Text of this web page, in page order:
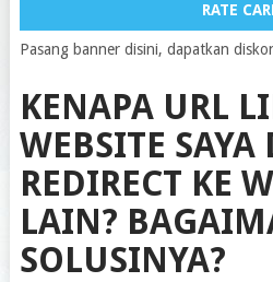
RATE
Pasang banner disini, dapatkan
KENAPA URL
WEBSITE SAYA
REDIRECT KE
LAIN?
SOLUSINYA?